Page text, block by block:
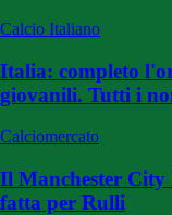
Calcio Italiano
Italia: completo
giovanili. Tutti i
Calciomercato
Il Manchester
fatta per Rulli